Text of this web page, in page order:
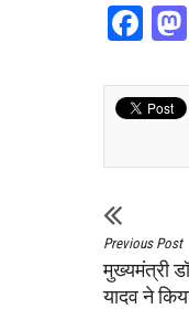
Previous Post
मुख्यमंत्री
यादव ने